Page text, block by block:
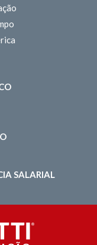
SALARIAL